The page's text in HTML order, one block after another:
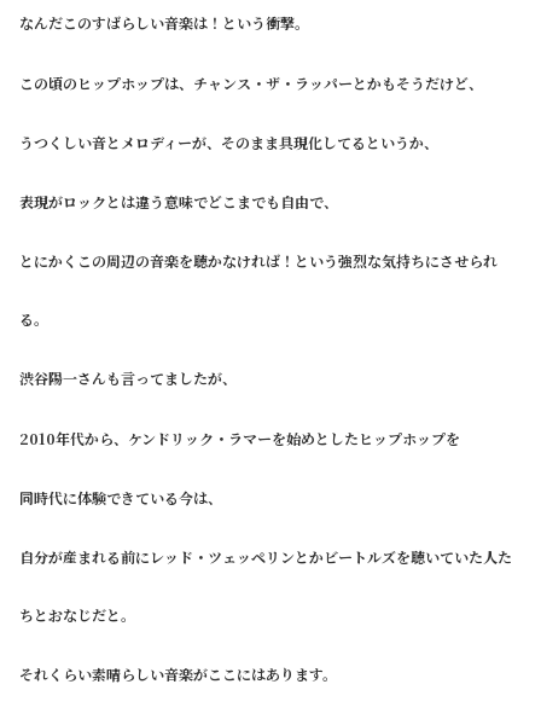
なんだこのすばらしい音楽は！という衝撃。
この頃のヒップホップは、チャンス・ザ・ラッパーとかもそうだけど、
うつくしい音とメロディーが、そのまま具現化してるというか、
表現がロックとは違う意味でどこまでも自由で、
とにかくこの周辺の音楽を聴かなければ！という強烈な気持ちにさせられ
る。
渋谷陽一さんも言ってましたが、
2010年代から、ケンドリック・ラマーを始めとしたヒップホップを
同時代に体験できている今は、
自分が産まれる前にレッド・ツェッペリンとかビートルズを聴いていた人た
ちとおなじだと。
それくらい素晴らしい音楽がここにはあります。